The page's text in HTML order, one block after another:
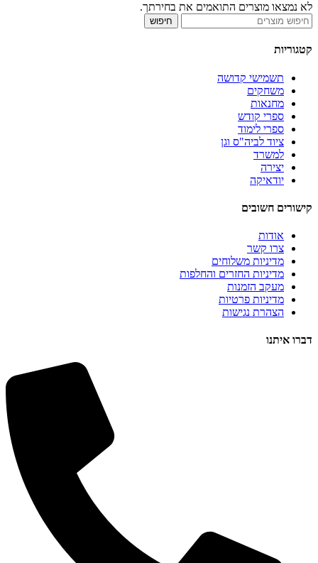
לא נמצאו מוצרים התואמים את בחירתך.
חיפוש
קטגוריות
תשמישי קדושה
משחקים
מחנאות
ספרי קודש
ספרי לימוד
ציוד לביה"ס וגן
למשרד
יצירה
יודאיקה
קישורים חשובים
אודות
צרו קשר
מדיניות משלוחים
מדיניות החזרים והחלפות
מעקב הזמנות
מדיניות פרטיות
הצהרת נגישות
דברו איתנו